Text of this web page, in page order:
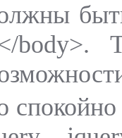
body>.